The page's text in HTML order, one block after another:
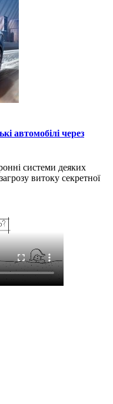
автомобілі через
системи деяких
витоку секретної